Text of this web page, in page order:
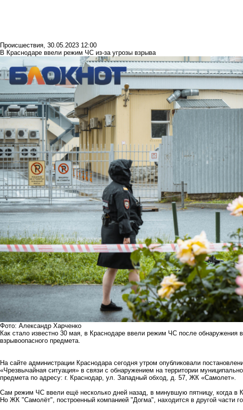
Происшествия, 30.05.2023 12:00
В Краснодаре ввели режим ЧС из-за угрозы взрыва
Фото: Александр Харченко
Как стало известно 30 мая, в Краснодаре ввели режим ЧС после
взрывоопасного предмета.
На сайте администрации Краснодара сегодня утром опубликовали
«Чрезвычайная ситуация» в связи с обнаружением на территории
предмета по адресу: г. Краснодар, ул. Западный обход, д. 57, ЖК «Самолет».
Сам режим ЧС ввели ещё несколько дней назад, в минувшую пятницу, когда в
Но ЖК "Самолёт", построенный компанией "Догма", находится в другой части